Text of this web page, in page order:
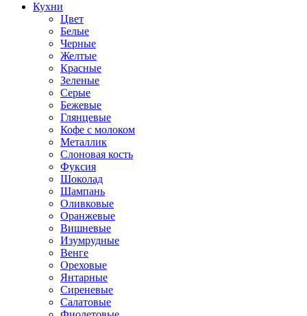
Кухни
Цвет
Белые
Черные
Желтые
Красные
Зеленые
Серые
Бежевые
Глянцевые
Кофе с молоком
Металлик
Слоновая кость
Фуксия
Шоколад
Шампань
Оливковые
Оранжевые
Вишневые
Изумрудные
Венге
Ореховые
Янтарные
Сиреневые
Салатовые